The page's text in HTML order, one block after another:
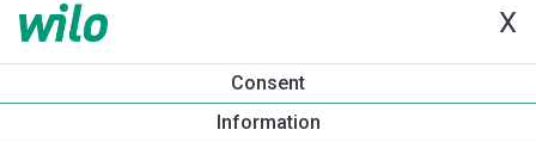
X
Consent
Information
Produktinformation
Atmos GIGA-D 50/115-4/2